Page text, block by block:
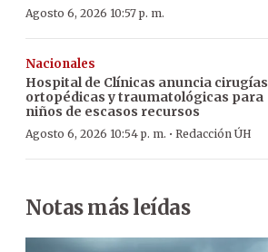
Agosto 6, 2026 10:57 p. m.
Nacionales
Hospital de Clínicas anuncia cirugías
ortopédicas y traumatológicas para
niños de escasos recursos
Agosto 6, 2026 10:54 p. m. · Redacción ÚH
Notas más leídas